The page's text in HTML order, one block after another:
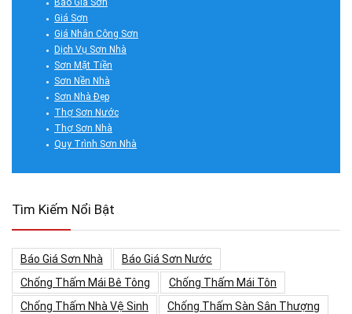
Giá Sơn
Giá Nhân Công Sơn
Dịch Vụ Sơn Nhà
Sơn Mặt Tiền
Sơn Nền Nhà
Sơn Nhà Đẹp
Thợ Sơn Nước
Thợ Sơn Nhà
Quy Trình Sơn Nhà
Tìm Kiếm Nổi Bật
Báo Giá Sơn Nhà
Báo Giá Sơn Nước
Chống Thấm Mái Bê Tông
Chống Thấm Mái Tôn
Chống Thấm Nhà Vệ Sinh
Chống Thấm Sàn Sân Thượng